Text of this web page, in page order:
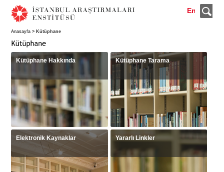
En
Anasayfa > Kütüphane
Kütüphane Hakkında Kütüphane Tarama
Elektronik Kaynaklar Yararlı Linkler